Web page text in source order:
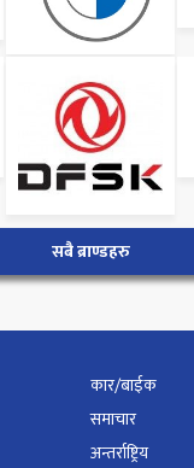
सबै ब्राण्डहरु
कार/बाईक
समाचार
अन्तर्राष्ट्रिय